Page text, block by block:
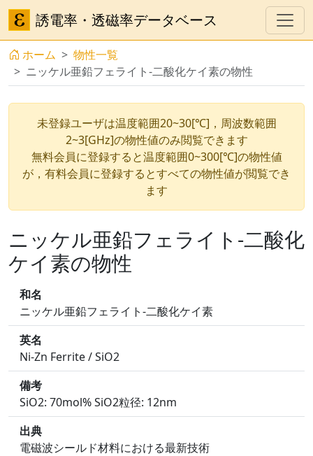
誘電率・透磁率データベース
ホーム
物性一覧
ニッケル亜鉛フェライト-二酸化ケイ素の物性
未登録ユーザは温度範囲20~30[℃]，周波数範囲
2~3[GHz]の物性値のみ閲覧できます
無料会員に登録すると温度範囲0~300[℃]の物性値
が，有料会員に登録するとすべての物性値が閲覧でき
ます
ニッケル亜鉛フェライト-二酸化
ケイ素の物性
和名
ニッケル亜鉛フェライト-二酸化ケイ素
英名
Ni-Zn Ferrite / SiO2
備考
SiO2: 70mol% SiO2粒径: 12nm
出典
電磁波シールド材料における最新技術